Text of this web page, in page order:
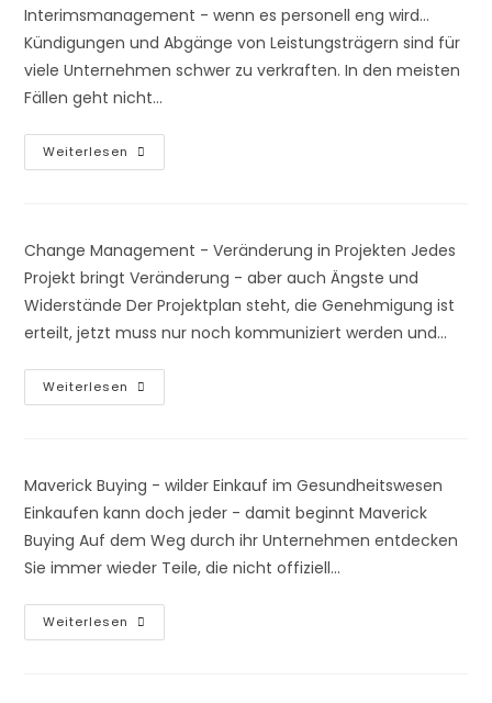
Interimsmanagement - wenn es personell eng wird...
Kündigungen und Abgänge von Leistungsträgern sind für
viele Unternehmen schwer zu verkraften. In den meisten
Fällen geht nicht…
Weiterlesen Interimsmanagement
–
Change Management - Veränderung in Projekten Jedes
Projekt bringt Veränderung - aber auch Ängste und
Widerstände Der Projektplan steht, die Genehmigung ist
erteilt, jetzt muss nur noch kommuniziert werden und…
Weiterlesen Wenn
Projekte
Im
Change
Management!
Maverick Buying - wilder Einkauf im Gesundheitswesen
Einkaufen kann doch jeder - damit beginnt Maverick
Buying Auf dem Weg durch ihr Unternehmen entdecken
Sie immer wieder Teile, die nicht offiziell…
Weiterlesen So
Erkennen